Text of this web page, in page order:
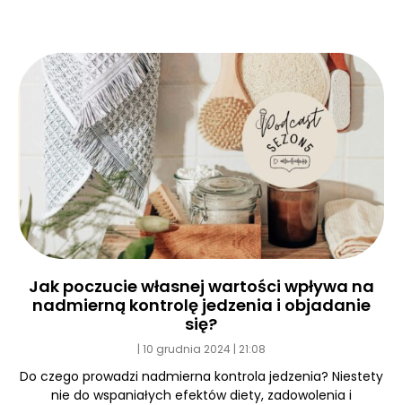
Jak poczucie własnej wartości wpływa na
nadmierną kontrolę jedzenia i objadanie
się?
10 grudnia 2024 21:08
Do czego prowadzi nadmierna kontrola jedzenia? Niestety
nie do wspaniałych efektów diety, zadowolenia i